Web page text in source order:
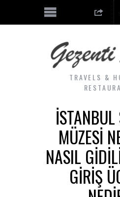
TRAVELS &
MÜZESI
NASIL
GIRIŞ